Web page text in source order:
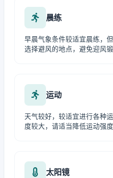
晨练
早晨气象条件较适宜晨练，
选择避风的地点，避免迎风锻
运动
天气较好，较适宜进行各种
度较大，请适当降低运动强
太阳镜